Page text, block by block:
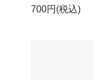
700円(税込)